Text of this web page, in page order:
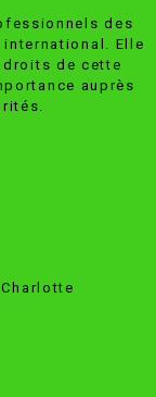
des
Elle
de cette
auprès